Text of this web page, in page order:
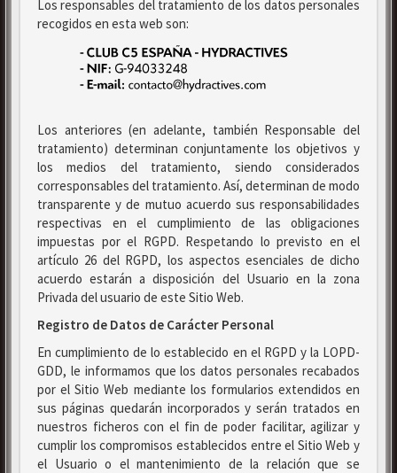
Los responsables del tratamiento de los datos personales
recogidos en esta web son:
Los anteriores (en adelante, también Responsable del
tratamiento) determinan conjuntamente los objetivos y
los medios del tratamiento, siendo considerados
corresponsables del tratamiento. Así, determinan de modo
transparente y de mutuo acuerdo sus responsabilidades
respectivas en el cumplimiento de las obligaciones
impuestas por el RGPD. Respetando lo previsto en el
artículo 26 del RGPD, los aspectos esenciales de dicho
acuerdo estarán a disposición del Usuario en la zona
Privada del usuario de este Sitio Web.
Registro de Datos de Carácter Personal
En cumplimiento de lo establecido en el RGPD y la LOPD-
GDD, le informamos que los datos personales recabados
por el Sitio Web mediante los formularios extendidos en
sus páginas quedarán incorporados y serán tratados en
nuestros ficheros con el fin de poder facilitar, agilizar y
cumplir los compromisos establecidos entre el Sitio Web y
el Usuario o el mantenimiento de la relación que se